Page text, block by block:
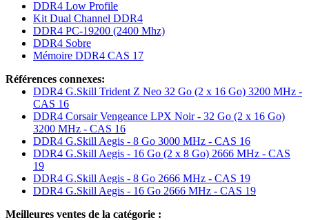
DDR4 Low Profile
Kit Dual Channel DDR4
DDR4 PC-19200 (2400 Mhz)
DDR4 Sobre
Mémoire DDR4 CAS 17
Références connexes:
DDR4 G.Skill Trident Z Neo 32 Go (2 x 16 Go) 3200 MHz -
CAS 16
DDR4 Corsair Vengeance LPX Noir - 32 Go (2 x 16 Go)
3200 MHz - CAS 16
DDR4 G.Skill Aegis - 8 Go 3000 MHz - CAS 16
DDR4 G.Skill Aegis - 16 Go (2 x 8 Go) 2666 MHz - CAS
19
DDR4 G.Skill Aegis - 8 Go 2666 MHz - CAS 19
DDR4 G.Skill Aegis - 16 Go 2666 MHz - CAS 19
Meilleures ventes de la catégorie :